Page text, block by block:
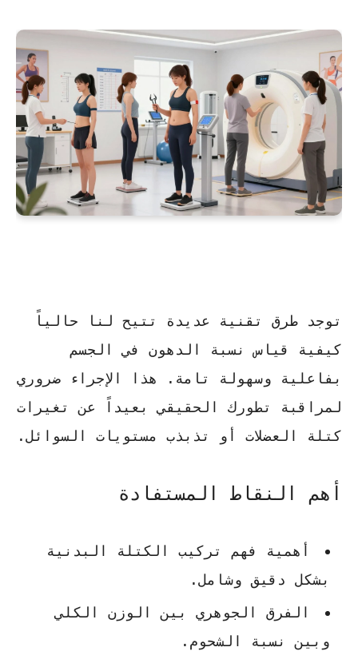
توجد طرق تقنية عديدة تتيح لنا حالياً
كيفية قياس نسبة الدهون في الجسم
بفاعلية وسهولة تامة. هذا الإجراء ضروري
لمراقبة تطورك الحقيقي بعيداً عن تغيرات
كتلة العضلات أو تذبذب مستويات السوائل.
أهم النقاط المستفادة
أهمية فهم تركيب الكتلة البدنية
بشكل دقيق وشامل.
الفرق الجوهري بين الوزن الكلي
وبين نسبة الشحوم.